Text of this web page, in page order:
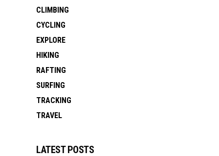
CLIMBING
CYCLING
EXPLORE
HIKING
RAFTING
SURFING
TRACKING
TRAVEL
LATEST POSTS